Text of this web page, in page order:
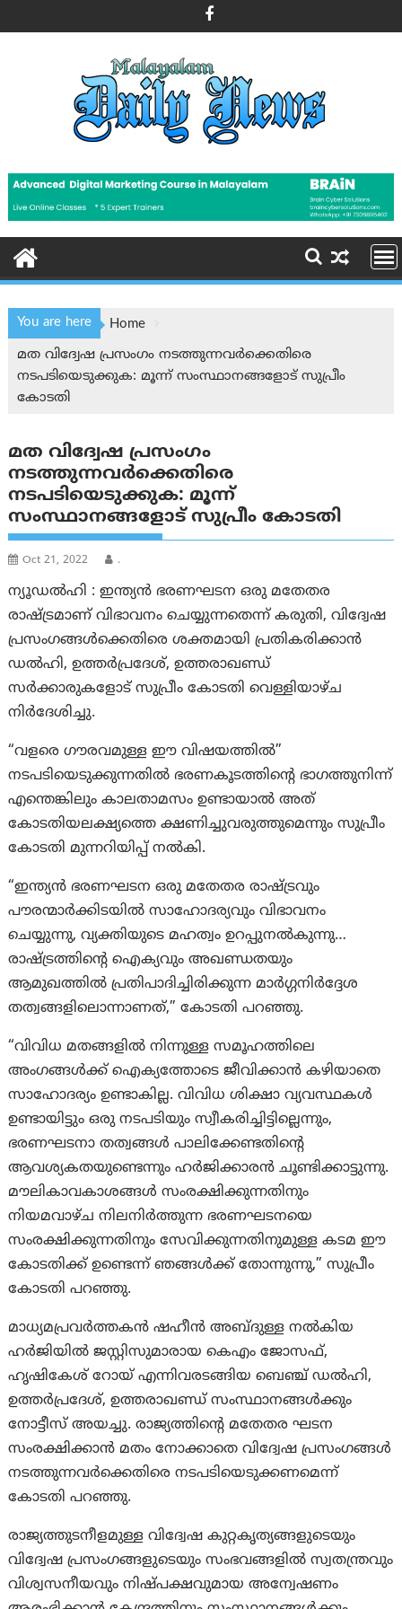
to
You are here
Home
മത വിദ്വേഷ പ്രസംഗം നടത്തുന്നവർക്കെതിരെ
നടപടിയെടുക്കുക: മൂന്ന് സംസ്ഥാനങ്ങളോട് സുപ്രീം
കോടതി
മത വിദ്വേഷ പ്രസംഗം
നടത്തുന്നവർക്കെതിരെ
നടപടിയെടുക്കുക: മൂന്ന്
സംസ്ഥാനങ്ങളോട് സുപ്രീം കോടതി
Oct 21, 2022 .
ന്യൂഡൽഹി : ഇന്ത്യൻ ഭരണഘടന ഒരു മതേതര
രാഷ്ട്രമാണ് വിഭാവനം ചെയ്യുന്നതെന്ന് കരുതി, വിദ്വേഷ
പ്രസംഗങ്ങൾക്കെതിരെ ശക്തമായി പ്രതികരിക്കാന്‍
ഡൽഹി, ഉത്തർപ്രദേശ്, ഉത്തരാഖണ്ഡ്
സർക്കാരുകളോട് സുപ്രീം കോടതി വെള്ളിയാഴ്ച
നിർദേശിച്ചു.
“വളരെ ഗൗരവമുള്ള ഈ വിഷയത്തിൽ”
നടപടിയെടുക്കുന്നതിൽ ഭരണകൂടത്തിന്റെ ഭാഗത്തുനിന്ന്
എന്തെങ്കിലും കാലതാമസം ഉണ്ടായാൽ അത്
കോടതിയലക്ഷ്യത്തെ ക്ഷണിച്ചുവരുത്തുമെന്നും സുപ്രീം
കോടതി മുന്നറിയിപ്പ് നൽകി.
“ഇന്ത്യൻ ഭരണഘടന ഒരു മതേതര രാഷ്ട്രവും
പൗരന്മാർക്കിടയിൽ സാഹോദര്യവും വിഭാവനം
ചെയ്യുന്നു, വ്യക്തിയുടെ മഹത്വം ഉറപ്പുനൽകുന്നു…
രാഷ്ട്രത്തിന്റെ ഐക്യവും അഖണ്ഡതയും
ആമുഖത്തിൽ പ്രതിപാദിച്ചിരിക്കുന്ന മാർഗ്ഗനിർദ്ദേശ
തത്വങ്ങളിലൊന്നാണത്,” കോടതി പറഞ്ഞു.
“വിവിധ മതങ്ങളിൽ നിന്നുള്ള സമൂഹത്തിലെ
അംഗങ്ങൾക്ക് ഐക്യത്തോടെ ജീവിക്കാൻ കഴിയാതെ
സാഹോദര്യം ഉണ്ടാകില്ല. വിവിധ ശിക്ഷാ വ്യവസ്ഥകൾ
ഉണ്ടായിട്ടും ഒരു നടപടിയും സ്വീകരിച്ചിട്ടില്ലെന്നും,
ഭരണഘടനാ തത്വങ്ങൾ പാലിക്കേണ്ടതിന്റെ
ആവശ്യകതയുണ്ടെന്നും ഹർജിക്കാരൻ ചൂണ്ടിക്കാട്ടുന്നു.
മൗലികാവകാശങ്ങൾ സംരക്ഷിക്കുന്നതിനും
നിയമവാഴ്ച നിലനിർത്തുന്ന ഭരണഘടനയെ
സംരക്ഷിക്കുന്നതിനും സേവിക്കുന്നതിനുമുള്ള കടമ ഈ
കോടതിക്ക് ഉണ്ടെന്ന് ഞങ്ങൾക്ക് തോന്നുന്നു,” സുപ്രീം
കോടതി പറഞ്ഞു.
മാധ്യമപ്രവർത്തകൻ ഷഹീൻ അബ്ദുള്ള നൽകിയ
ഹർജിയിൽ ജസ്റ്റിസുമാരായ കെഎം ജോസഫ്,
ഹൃഷികേശ് റോയ് എന്നിവരടങ്ങിയ ബെഞ്ച് ഡൽഹി,
ഉത്തർപ്രദേശ്, ഉത്തരാഖണ്ഡ് സംസ്ഥാനങ്ങൾക്കും
നോട്ടീസ് അയച്ചു. രാജ്യത്തിന്റെ മതേതര ഘടന
സംരക്ഷിക്കാൻ മതം നോക്കാതെ വിദ്വേഷ പ്രസംഗങ്ങൾ
നടത്തുന്നവർക്കെതിരെ നടപടിയെടുക്കണമെന്ന്
കോടതി പറഞ്ഞു.
രാജ്യത്തുടനീളമുള്ള വിദ്വേഷ കുറ്റകൃത്യങ്ങളുടെയും
വിദ്വേഷ പ്രസംഗങ്ങളുടെയും സംഭവങ്ങളിൽ സ്വതന്ത്രവും
വിശ്വസനീയവും നിഷ്പക്ഷവുമായ അന്വേഷണം